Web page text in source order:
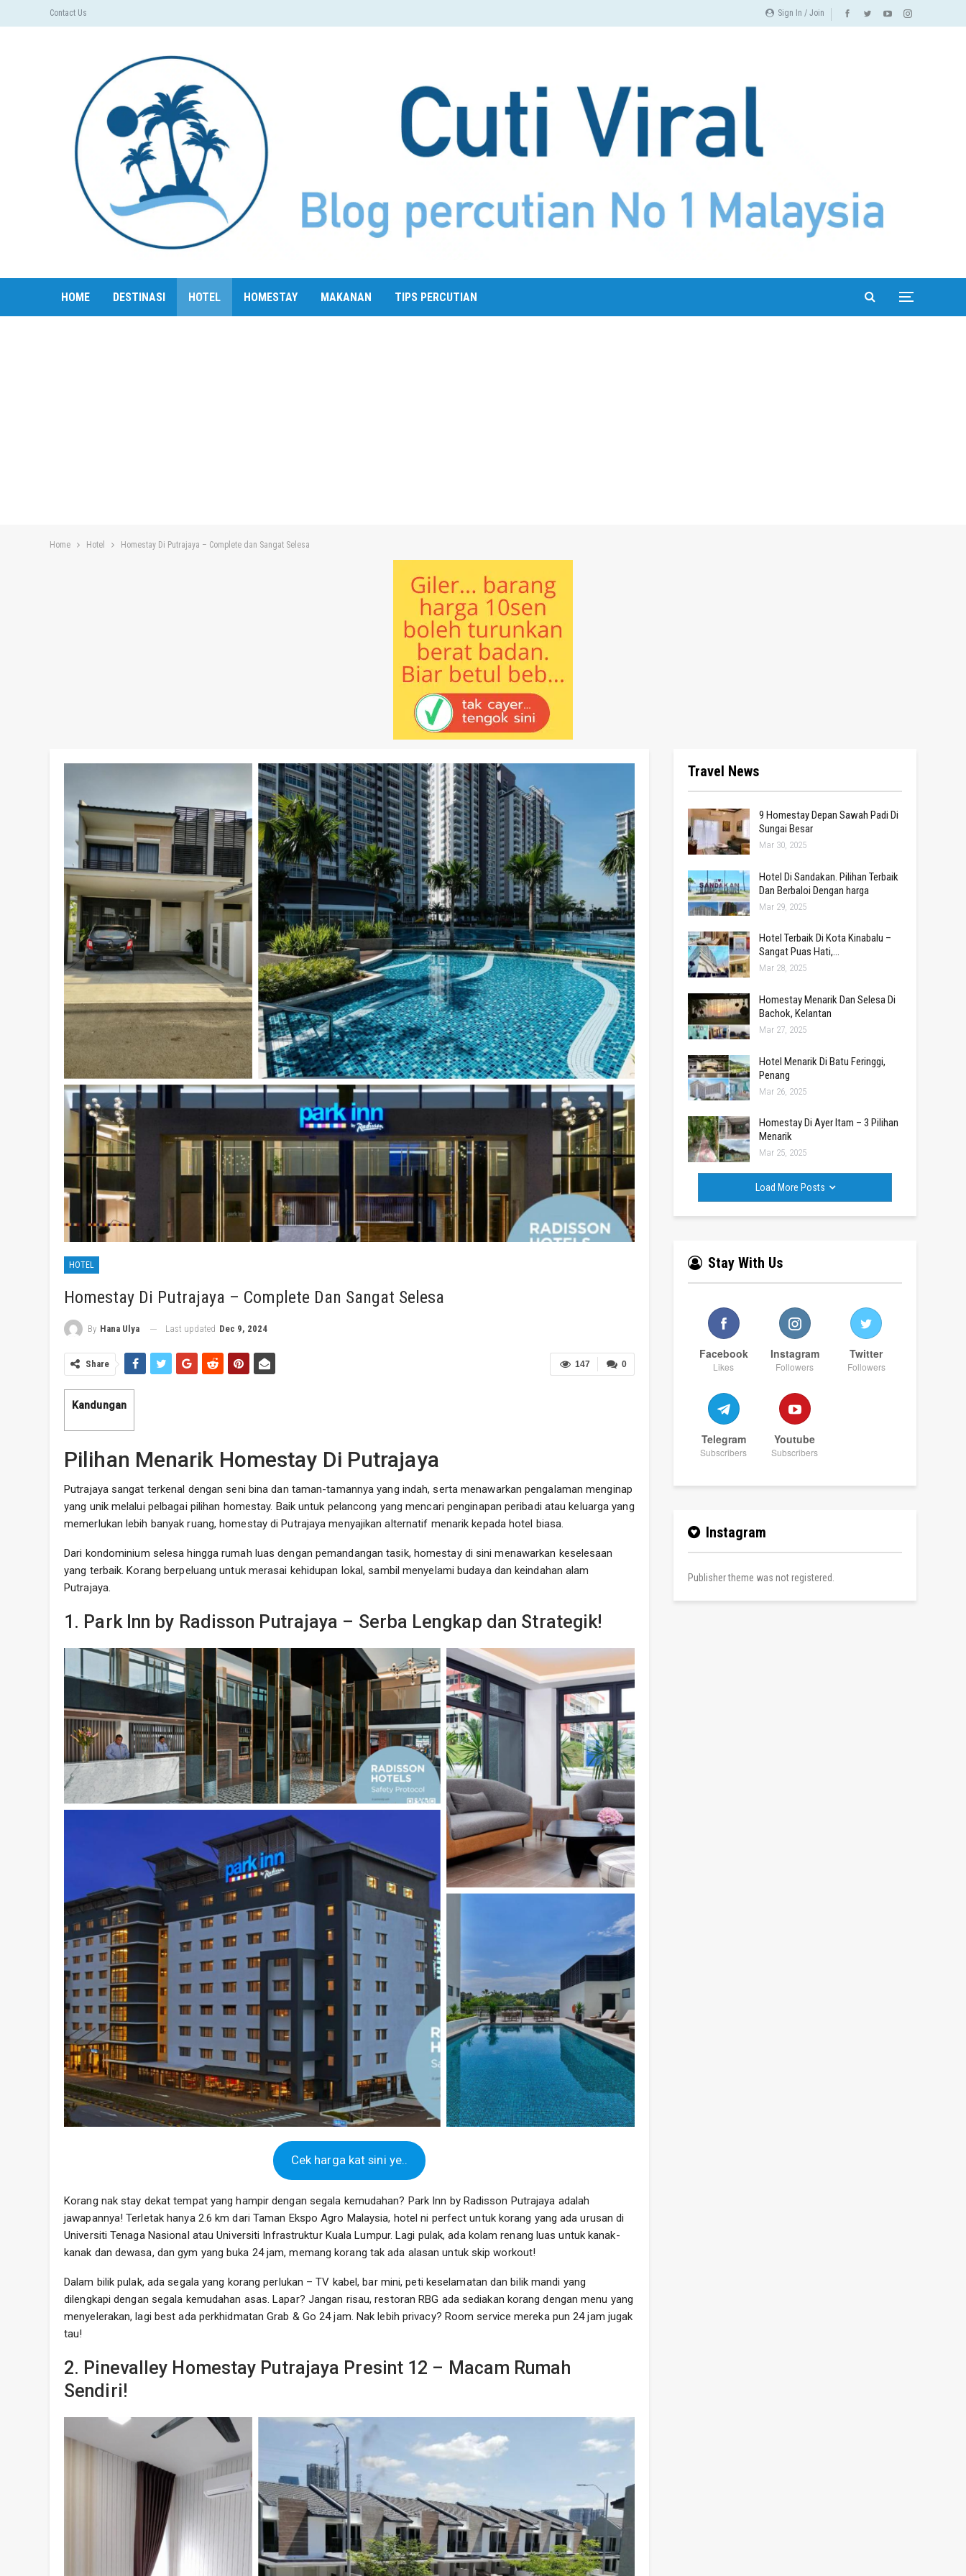
Sign In / Join
Contact Us
HOME DESTINASI HOTEL HOMESTAY MAKANAN TIPS PERCUTIAN
Home Hotel Homestay Di Putrajaya – Complete dan Sangat Selesa
HOTEL
Homestay Di Putrajaya – Complete Dan Sangat Selesa
By Hana Ulya Last updated Dec 9, 2024
0
147
Share
Kandungan
Pilihan Menarik Homestay Di Putrajaya
Putrajaya sangat terkenal dengan seni bina dan taman-tamannya yang indah, serta menawarkan pengalaman menginap
yang unik melalui pelbagai pilihan homestay. Baik untuk pelancong yang mencari penginapan peribadi atau keluarga yang
memerlukan lebih banyak ruang, homestay di Putrajaya menyajikan alternatif menarik kepada hotel biasa.
Dari kondominium selesa hingga rumah luas dengan pemandangan tasik, homestay di sini menawarkan keselesaan
yang terbaik. Korang berpeluang untuk merasai kehidupan lokal, sambil menyelami budaya dan keindahan alam
Putrajaya.
1. Park Inn by Radisson Putrajaya – Serba Lengkap dan Strategik!
Cek harga kat sini ye..
Korang nak stay dekat tempat yang hampir dengan segala kemudahan? Park Inn by Radisson Putrajaya adalah
jawapannya! Terletak hanya 2.6 km dari Taman Ekspo Agro Malaysia, hotel ni perfect untuk korang yang ada urusan di
Universiti Tenaga Nasional atau Universiti Infrastruktur Kuala Lumpur. Lagi pulak, ada kolam renang luas untuk kanak-
kanak dan dewasa, dan gym yang buka 24 jam, memang korang tak ada alasan untuk skip workout!
Dalam bilik pulak, ada segala yang korang perlukan – TV kabel, bar mini, peti keselamatan dan bilik mandi yang
dilengkapi dengan segala kemudahan asas. Lapar? Jangan risau, restoran RBG ada sediakan korang dengan menu yang
menyelerakan, lagi best ada perkhidmatan Grab & Go 24 jam. Nak lebih privacy? Room service mereka pun 24 jam jugak
tau!
2. Pinevalley Homestay Putrajaya Presint 12 – Macam Rumah
Sendiri!
Travel News
9 Homestay Depan Sawah Padi Di
Sungai Besar
Mar 30, 2025
Hotel Di Sandakan. Pilihan Terbaik
Dan Berbaloi Dengan harga
Mar 29, 2025
Hotel Terbaik Di Kota Kinabalu –
Sangat Puas Hati,…
Mar 28, 2025
Homestay Menarik Dan Selesa Di
Bachok, Kelantan
Mar 27, 2025
Hotel Menarik Di Batu Feringgi,
Penang
Mar 26, 2025
Homestay Di Ayer Itam – 3 Pilihan
Menarik
Mar 25, 2025
Load More Posts
Stay With Us
Facebook
Likes
Instagram
Followers
Twitter
Followers
Telegram
Subscribers
Youtube
Subscribers
Instagram
Publisher theme was not registered.